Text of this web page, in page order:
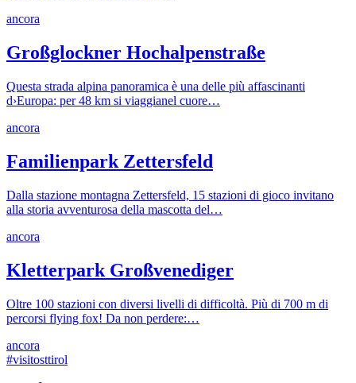
ancora
Großglockner Hochalpenstraße
Questa strada alpina panoramica è una delle più affascinanti
d›Europa: per 48 km si viaggianel cuore…
ancora
Familienpark Zettersfeld
Dalla stazione montagna Zettersfeld, 15 stazioni di gioco invitano
alla storia avventurosa della mascotta del…
ancora
Kletterpark Großvenediger
Oltre 100 stazioni con diversi livelli di difficoltà. Più di 700 m di
percorsi flying fox! Da non perdere:…
ancora
#visitosttirol